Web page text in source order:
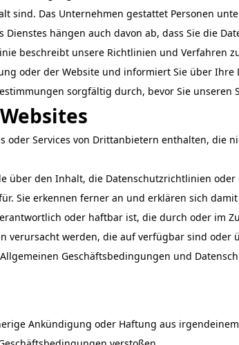
sind. Das Unternehmen gestattet Personen
hängen auch davon ab, dass Sie die
beschreibt unsere Richtlinien und Verfahren
oder der Website und informiert Sie über Ihre
sorgfältig durch, bevor Sie unseren
oder Services von Drittanbietern enthalten, die
über den Inhalt, die Datenschutzrichtlinien
Sie erkennen ferner an und erklären sich
oder haftbar ist, die durch oder im
verursacht werden, die auf verfügbar sind oder
Geschäftsbedingungen und
Ankündigung oder Haftung aus